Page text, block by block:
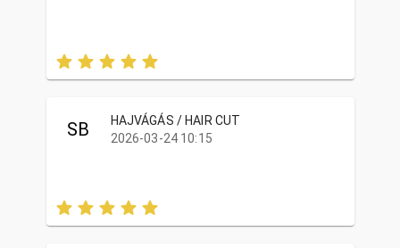
SB
HAJVÁGÁS / HAIR CUT
2026-03-24 10:15